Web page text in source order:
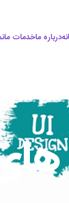
درباره ماخدمات ما